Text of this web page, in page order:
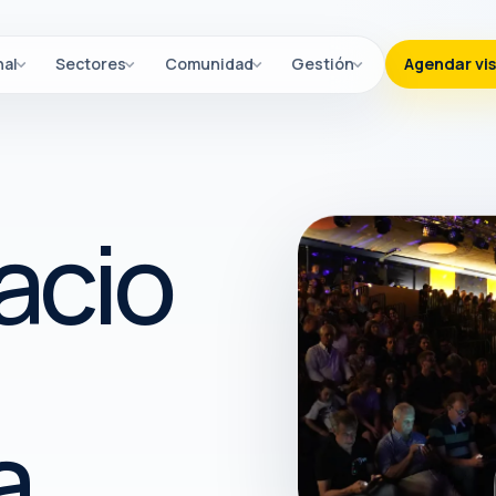
Sectores Comunidad Gestión Agendar